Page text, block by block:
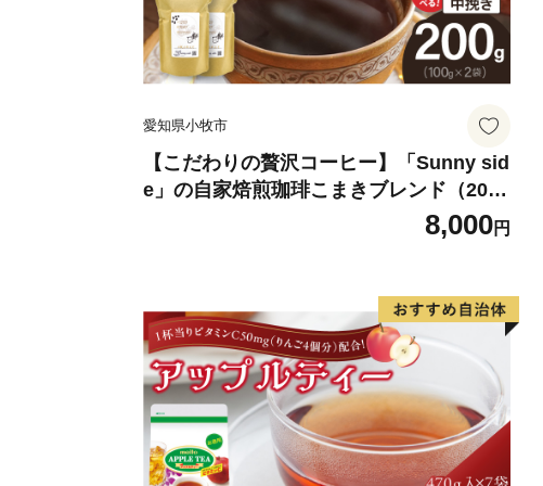
愛知県小牧市
【こだわりの贅沢コーヒー】「Sunny sid
e」の自家焙煎珈琲こまきブレンド（200
8,000円